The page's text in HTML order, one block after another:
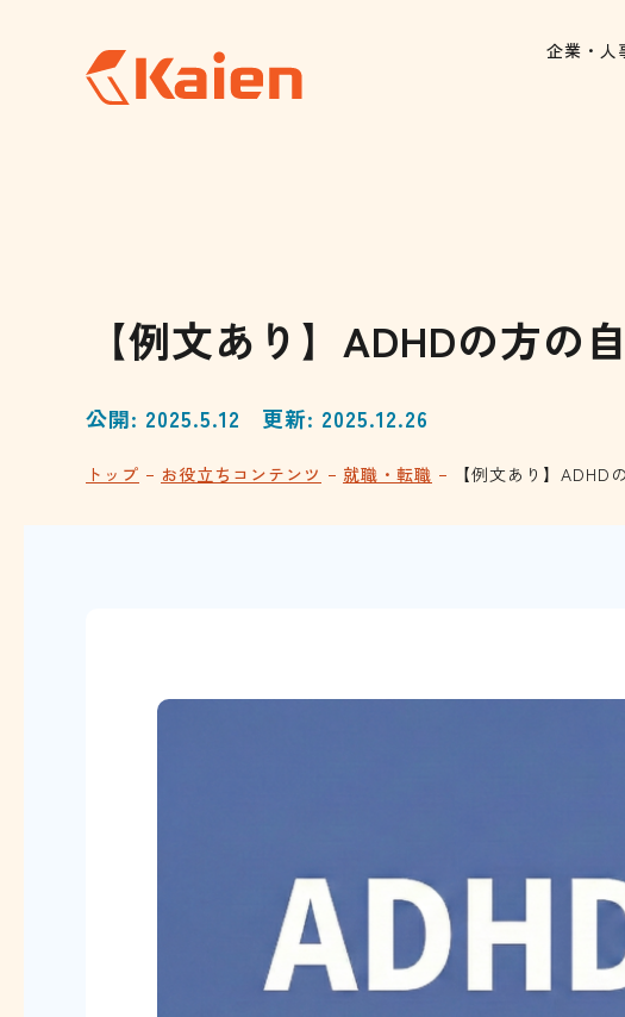
企業・人
【例文あり】ADHDの方
公開: 2025.5.12 更新: 2025.12.26
トップ お役立ちコンテンツ 就職・転職 【例文あり】